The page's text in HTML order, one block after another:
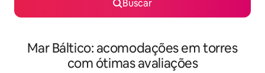
Buscar
Mar Báltico: acomodações em torres
com ótimas avaliações